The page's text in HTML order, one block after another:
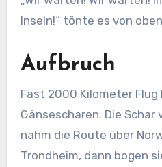
Inseln!“ tönte es von
Aufbruch
Fast 2000 Kilometer Flug
Gänsescharen. Die Schar
nahm die Route über
Trondheim, dann bogen